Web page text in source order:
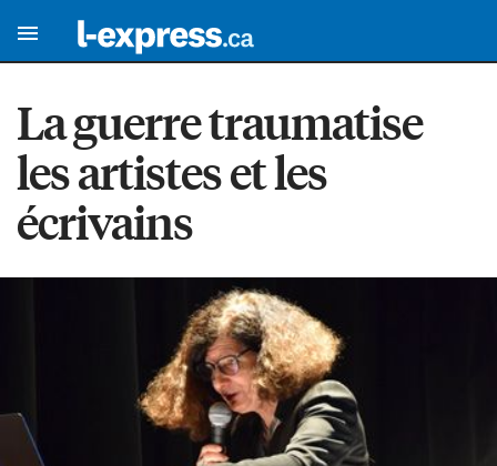
La guerre traumatise
les artistes et les
écrivains